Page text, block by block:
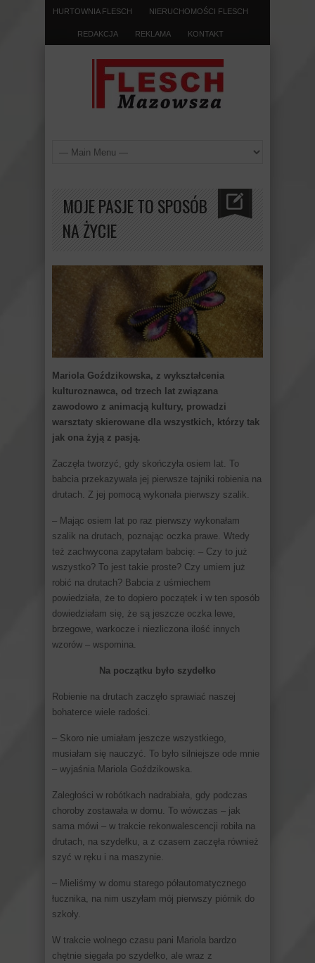
HURTOWNIA FLESCH NIERUCHOMOŚCI FLESCH
REDAKCJA REKLAMA KONTAKT
MOJE PASJE TO SPOSÓB
NA ŻYCIE
Mariola Goździkowska, z wykształcenia
kulturoznawca, od trzech lat związana
zawodowo z animacją kultury, prowadzi
warsztaty skierowane dla wszystkich, którzy tak
jak ona żyją z pasją.
Zaczęła tworzyć, gdy skończyła osiem lat. To
babcia przekazywała jej pierwsze tajniki robienia na
drutach. Z jej pomocą wykonała pierwszy szalik.
– Mając osiem lat po raz pierwszy wykonałam
szalik na drutach, poznając oczka prawe. Wtedy
też zachwycona zapytałam babcię: – Czy to już
wszystko? To jest takie proste? Czy umiem już
robić na drutach? Babcia z uśmiechem
powiedziała, że to dopiero początek i w ten sposób
dowiedziałam się, że są jeszcze oczka lewe,
brzegowe, warkocze i niezliczona ilość innych
wzorów – wspomina.
Na początku było szydełko
Robienie na drutach zaczęło sprawiać naszej
bohaterce wiele radości.
– Skoro nie umiałam jeszcze wszystkiego,
musiałam się nauczyć. To było silniejsze ode mnie
– wyjaśnia Mariola Goździkowska.
Zaległości w robótkach nadrabiała, gdy podczas
choroby zostawała w domu. To wówczas – jak
sama mówi – w trakcie rekonwalescencji robiła na
drutach, na szydełku, a z czasem zaczęła również
szyć w ręku i na maszynie.
– Mieliśmy w domu starego półautomatycznego
łucznika, na nim uszyłam mój pierwszy piórnik do
szkoły.
W trakcie wolnego czasu pani Mariola bardzo
chętnie sięgała po szydełko, ale wraz z